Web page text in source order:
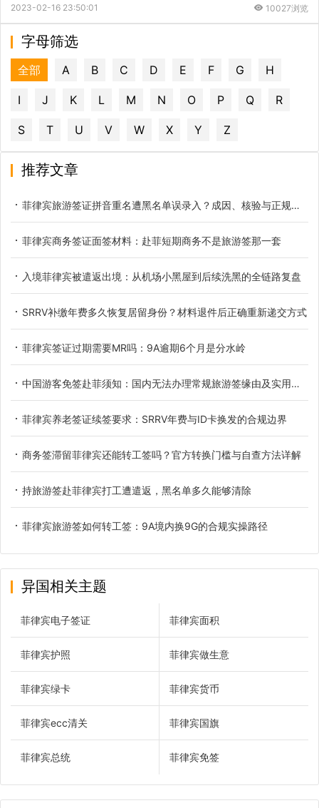
2023-02-16 23:50:01 10027浏览
字母筛选
全部 A B C D E F G H
I J K L M N O P Q R
S T U V W X Y Z
推荐文章
菲律宾旅游签证拼音重名遭黑名单误录入？成因、核验与正规解决办法
菲律宾商务签证面签材料：赴菲短期商务不是旅游签那一套
入境菲律宾被遣返出境：从机场小黑屋到后续洗黑的全链路复盘
SRRV补缴年费多久恢复居留身份？材料退件后正确重新递交方式
菲律宾签证过期需要MR吗：9A逾期6个月是分水岭
中国游客免签赴菲须知：国内无法办理常规旅游签缘由及实用替代方案
菲律宾养老签证续签要求：SRRV年费与ID卡换发的合规边界
商务签滞留菲律宾还能转工签吗？官方转换门槛与自查方法详解
持旅游签赴菲律宾打工遭遣返，黑名单多久能够清除
菲律宾旅游签如何转工签：9A境内换9G的合规实操路径
异国相关主题
菲律宾电子签证 菲律宾面积
菲律宾护照 菲律宾做生意
菲律宾绿卡 菲律宾货币
菲律宾ecc清关 菲律宾国旗
菲律宾总统 菲律宾免签